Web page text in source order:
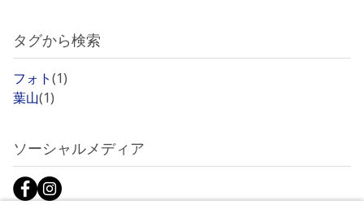
タグから検索
フォト(1)
葉山(1)
ソーシャルメディア